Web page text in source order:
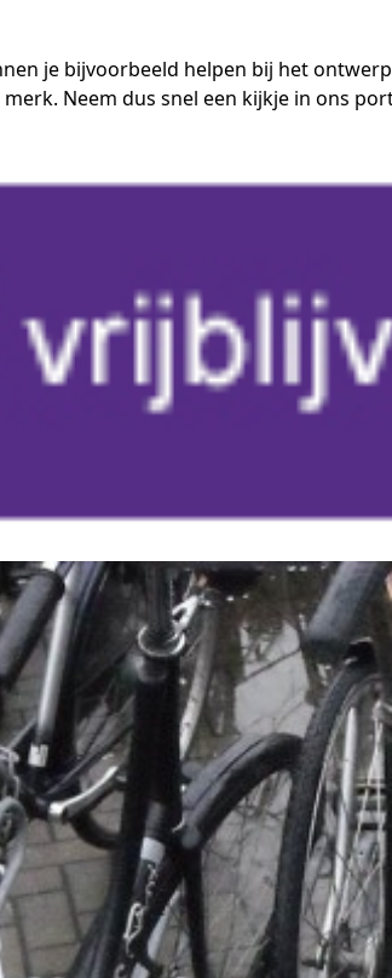
je bijvoorbeeld helpen bij het
Neem dus snel een kijkje in ons